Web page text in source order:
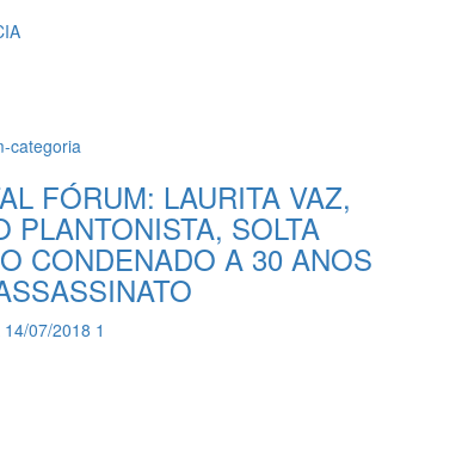
categoria
FÓRUM: LAURITA VAZ,
PLANTONISTA, SOLTA
CONDENADO A 30 ANOS
14/07/2018 1